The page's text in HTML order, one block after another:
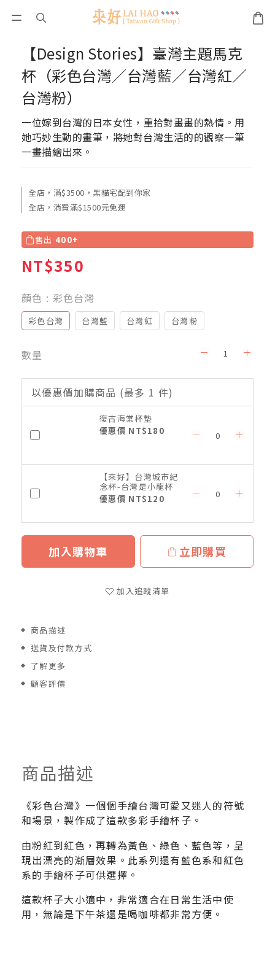
【Design Stories】臺灣主題馬克
杯（彩色台灣／台灣藍／台灣紅／
台灣粉）
一位嫁到台灣的日本女性，重拾對畫畫的熱情。用
她巧妙生動的畫筆，將她對台灣生活的的觀察一筆
一畫描繪出來。
全店，滿$3500，黑貓宅配到你家
全店，消費滿$1500元免運
售出 400+
NT$350
顏色 : 彩色台灣
彩色台灣 台灣藍 台灣紅 台灣粉
數量
以優惠價加購商品 (最多 1 件)
復古海棠杯墊
優惠價 NT$180
【來好】台灣城市紀
念杯-台灣是小龍杯
優惠價 NT$120
加入購物車 立即購買
加入追蹤清單
商品描述
送貨及付款方式
了解更多
顧客評價
商品描述
《彩色台灣》一個個手繪台灣可愛又迷人的符號
和場景，製作成了這款多彩手繪杯子。
由粉紅到紅色，再轉為黃色、綠色、藍色等，呈
現出漂亮的漸層效果。此系列還有藍色系和紅色
系的手繪杯子可供選擇。
這款杯子大小適中，非常適合在日常生活中使
用，無論是下午茶還是喝咖啡都非常方便。